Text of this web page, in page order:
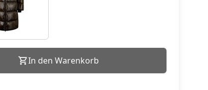
In den Warenkorb